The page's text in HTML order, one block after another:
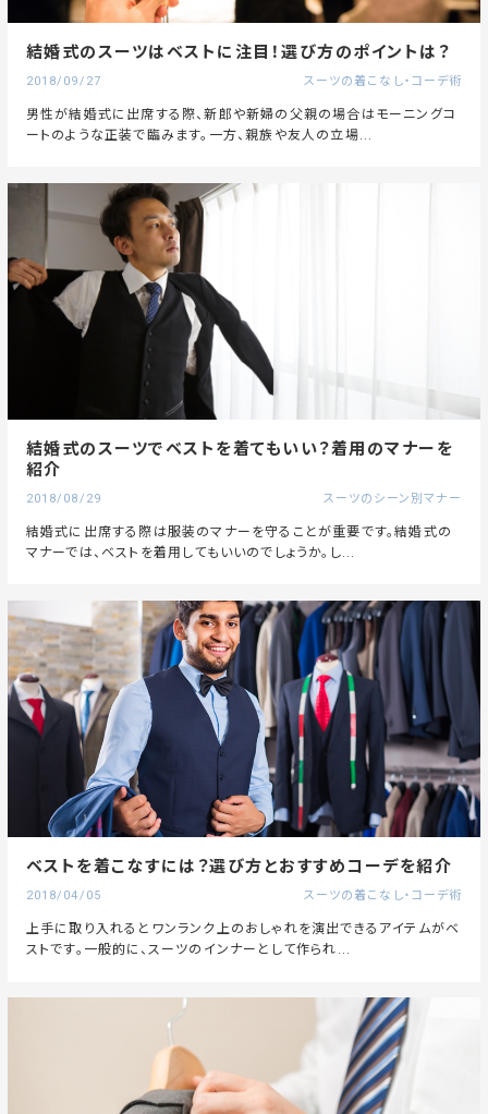
結婚式のスーツはベストに注目！選び方のポイントは？
2018/09/27 スーツの着こなし・コーデ術
男性が結婚式に出席する際、新郎や新婦の父親の場合はモーニングコ
ートのような正装で臨みます。一方、親族や友人の立場...
結婚式のスーツでベストを着てもいい？着用のマナーを
紹介
2018/08/29 スーツのシーン別マナー
結婚式に出席する際は服装のマナーを守ることが重要です。結婚式の
マナーでは、ベストを着用してもいいのでしょうか。し...
ベストを着こなすには？選び方とおすすめコーデを紹介
2018/04/05 スーツの着こなし・コーデ術
上手に取り入れるとワンランク上のおしゃれを演出できるアイテムがベ
ストです。一般的に、スーツのインナーとして作られ...